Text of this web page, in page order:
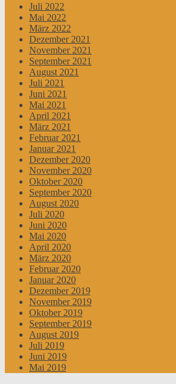
Juli 2022
Mai 2022
März 2022
Dezember 2021
November 2021
September 2021
August 2021
Juli 2021
Juni 2021
Mai 2021
April 2021
März 2021
Februar 2021
Januar 2021
Dezember 2020
November 2020
Oktober 2020
September 2020
August 2020
Juli 2020
Juni 2020
Mai 2020
April 2020
März 2020
Februar 2020
Januar 2020
Dezember 2019
November 2019
Oktober 2019
September 2019
August 2019
Juli 2019
Juni 2019
Mai 2019